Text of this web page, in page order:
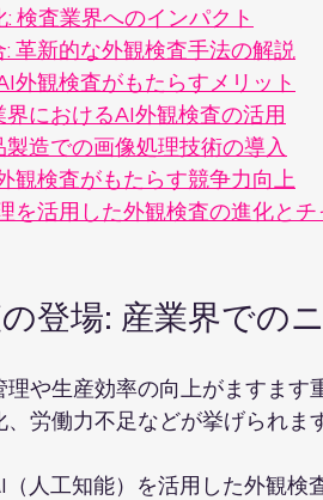
検査業界へのインパクト
革新的な外観検査手法の解説
外観検査がもたらすメリット
におけるAI外観検査の活用
造での画像処理技術の導入
観検査がもたらす競争力向上
を活用した外観検査の進化とチ
登場: 産業界での
や生産効率の向上がますます
労働力不足などが挙げられま
人工知能）を活用した外観検